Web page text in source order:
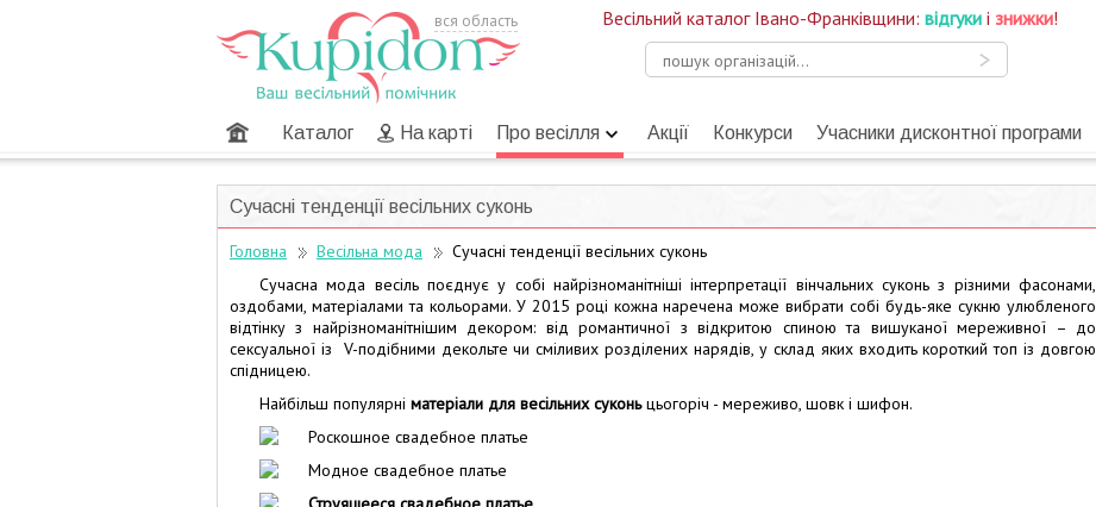
Весільний каталог Івано-Франківщини: відгукиі знижки!
вся область
Каталог На карті Про весілля Акції Конкурси Учасники дисконтної програми
Сучасні тенденції весільних суконь
Головна Весільна мода
Сучасні тенденції весільних суконь
Сучасна мода весіль поєднує у собі найрізноманітніші інтерпретації вінчальних суконь з різними фасонами,
оздобами, матеріалами та кольорами. У 2015 році кожна наречена може вибрати собі будь-яке сукню улюбленого
відтінку з найрізноманітнішим декором: від романтичної з відкритою спиною та вишуканої мереживної – до
сексуальної із V-подібними декольте чи сміливих розділених нарядів, у склад яких входить короткий топ із довгою
спідницею.
Найбільш популярні матеріали для весільних суконьцьогоріч - мереживо, шовк і шифон.